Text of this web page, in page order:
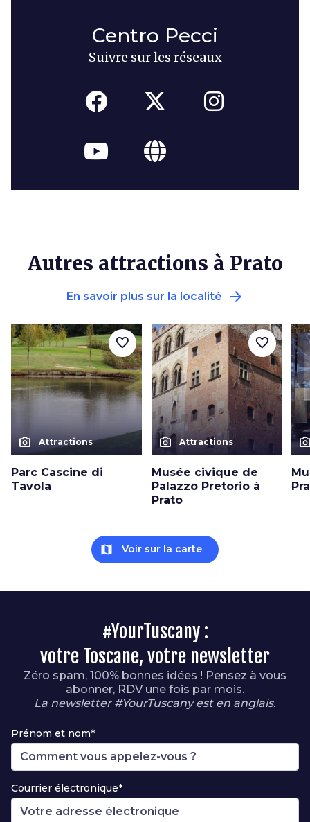
Centro Pecci
Suivre sur les réseaux
Autres attractions à Prato
En savoir plus sur la localité arrow_forward
photo_camera Attractions
Parc Cascine di
Tavola
favorite_border
photo_camera Attractions
Musée civique de
Palazzo Pretorio à
Prato
favorite_border
map Voir sur la carte
#YourTuscany :
votre Toscane, votre newsletter
Zéro spam, 100% bonnes idées ! Pensez à vous
abonner, RDV une fois par mois.
La newsletter #YourTuscany est en anglais.
Prénom et nom*
Courrier électronique*